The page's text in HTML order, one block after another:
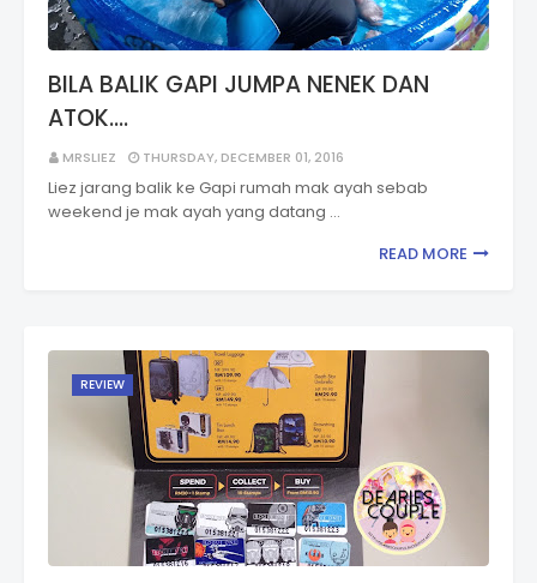
BILA BALIK GAPI JUMPA NENEK DAN
ATOK....
MRSLIEZ THURSDAY, DECEMBER 01, 2016
Liez jarang balik ke Gapi rumah mak ayah sebab
weekend je mak ayah yang datang …
READ MORE
REVIEW